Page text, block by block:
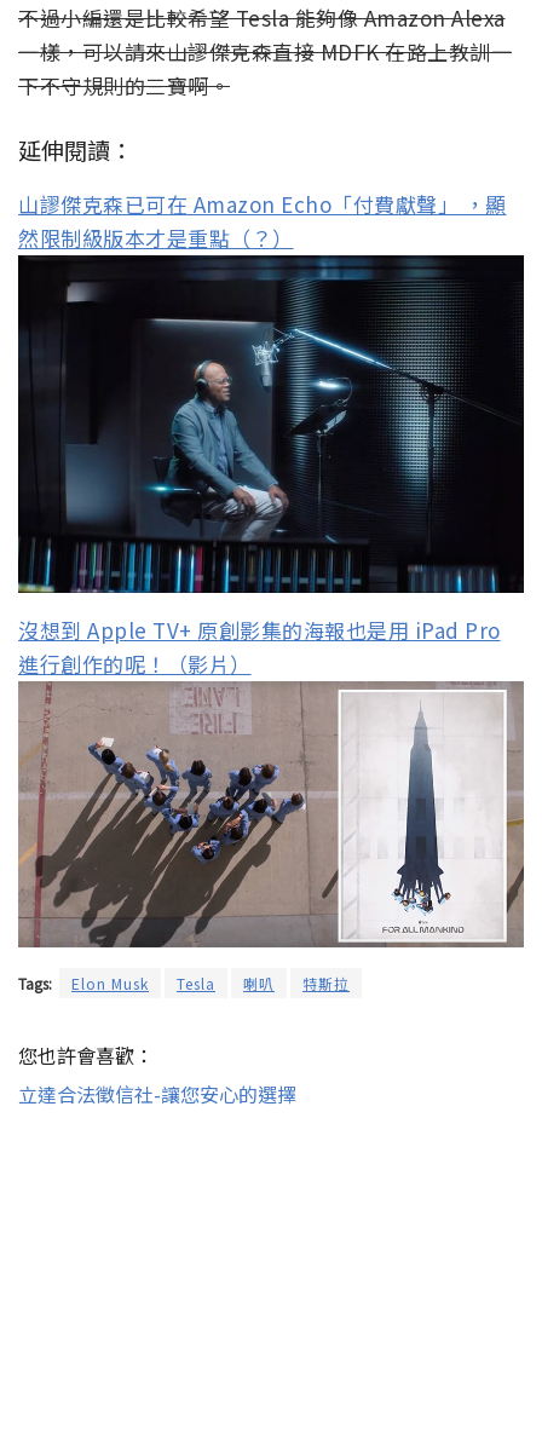
不過小編還是比較希望 Tesla 能夠像 Amazon Alexa
一樣，可以請來山謬傑克森直接 MDFK 在路上教訓一
下不守規則的三寶啊。
延伸閱讀：
山謬傑克森已可在 Amazon Echo「付費獻聲」 ，顯
然限制級版本才是重點（？）
沒想到 Apple TV+ 原創影集的海報也是用 iPad Pro
進行創作的呢！（影片）
Tags: Elon Musk Tesla 喇叭 特斯拉
您也許會喜歡：
立達合法徵信社-讓您安心的選擇